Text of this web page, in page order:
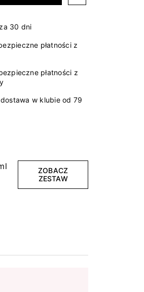
30 dni
płatności z
płatności z
w klubie od 79
ZOBACZ
ZESTAW